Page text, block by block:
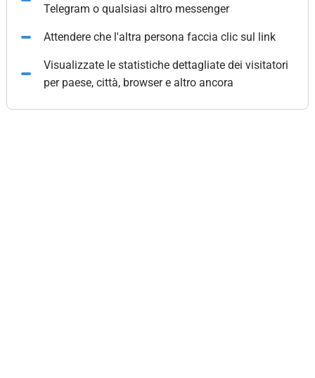
Telegram o qualsiasi altro messenger
Attendere che l'altra persona faccia clic sul link
Visualizzate le statistiche dettagliate dei visitatori
per paese, città, browser e altro ancora